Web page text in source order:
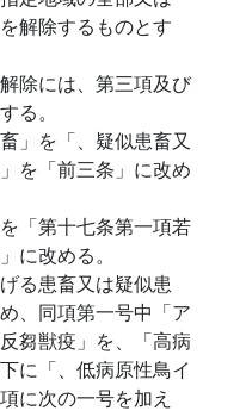
解除するものとす
除には、第三項及び
る。
」を「、疑似患畜又
を「前三条」に改め
「第十七条第一項若
に改める。
る患畜又は疑似患
、同項第一号中「ア
芻獣疫」を、「高病
に「、低病原性鳥イ
に次の一号を加え